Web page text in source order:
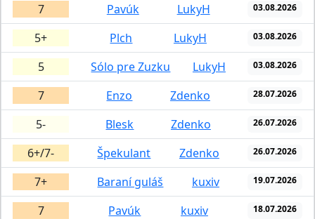
7 Pavúk LukyH 03.08.2026
5+ Plch LukyH 03.08.2026
5 Sólo pre Zuzku LukyH 03.08.2026
7 Enzo Zdenko 28.07.2026
5- Blesk Zdenko 26.07.2026
6+/7- Špekulant Zdenko 26.07.2026
7+ Baraní guláš kuxiv 19.07.2026
7 Pavúk kuxiv 18.07.2026